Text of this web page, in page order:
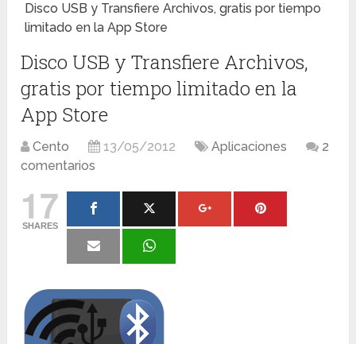
Disco USB y Transfiere Archivos, gratis por tiempo
limitado en la App Store
Disco USB y Transfiere Archivos,
gratis por tiempo limitado en la
App Store
Cento 13/05/2012 Aplicaciones
2
comentarios
17
SHARES